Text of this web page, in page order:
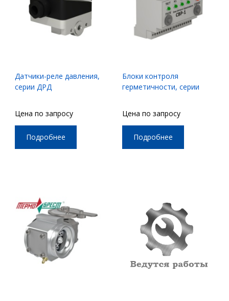
Датчики-реле давления,
серии ДРД
Цена по запросу
Подробнее
Блоки контроля
герметичности, серии
Цена по запросу
Подробнее